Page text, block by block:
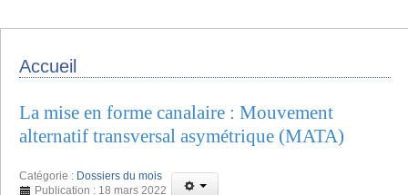
Accueil
La mise en forme canalaire : Mouvement
alternatif transversal asymétrique (MATA)
Catégorie : Dossiers du mois
Publication : 18 mars 2022